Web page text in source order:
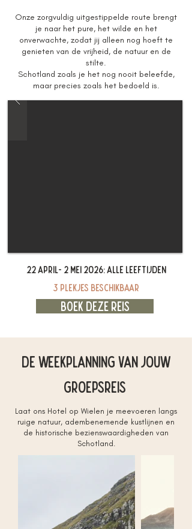
Onze zorgvuldig uitgestippelde route brengt
je naar het pure, het wilde en het
onverwachte, zodat jij alleen nog hoeft te
genieten van de vrijheid, de natuur en de
stilte.
Schotland zoals je het nog nooit beleefde,
maar precies zoals het bedoeld is.
22 april- 2 mei 2026: alle leeftijden
3 plekjes beschikbaar
Boek deze reis
De Weekplanning van jouw
groepsreis
Laat ons Hotel op Wielen je meevoeren langs
ruige natuur, adembenemende kustlijnen en
de historische bezienswaardigheden van
Schotland.